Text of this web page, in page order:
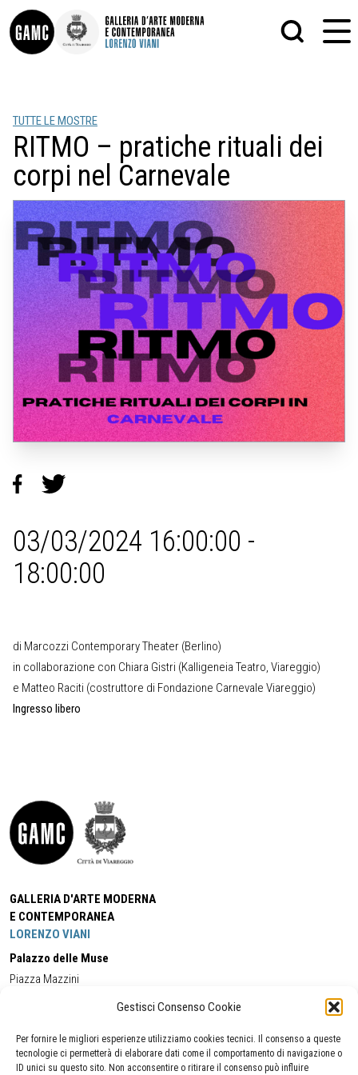
Gestisci Consenso Cookie
Per fornire le migliori esperienze utilizziamo cookies tecnici. Il consenso a queste
tecnologie ci permetterà di elaborare dati come il comportamento di navigazione o
ID unici su questo sito. Non acconsentire o ritirare il consenso può influire
INFO
CONTATTI
DIDATTICA
LE COLLEZIONI
GLI AUTORI
LORENZO VIANI
MOSTRE
EVENTI
PALAZZO DELLE MUSE
PITTURA
SCULTURA
STAMPA
ALTRO
FOTOGRAFIA
TUTTE LE MOSTRE
RITMO – pratiche rituali dei
corpi nel Carnevale
03/03/2024 16:00:00 -
18:00:00
di Marcozzi Contemporary Theater (Berlino)
in collaborazione con Chiara Gistri (Kalligeneia Teatro, Viareggio)
e Matteo Raciti (costruttore di Fondazione Carnevale Viareggio)
Ingresso libero
GALLERIA D'ARTE MODERNA
E CONTEMPORANEA
LORENZO VIANI
Palazzo delle Muse
Piazza Mazzini
Cell:+39 338 5714978 (orario apertura Galleria)
Tel:
+39 0584 944580
(orario 09.00/13.00)
Email:gamc@comune.viareggio.lu.it